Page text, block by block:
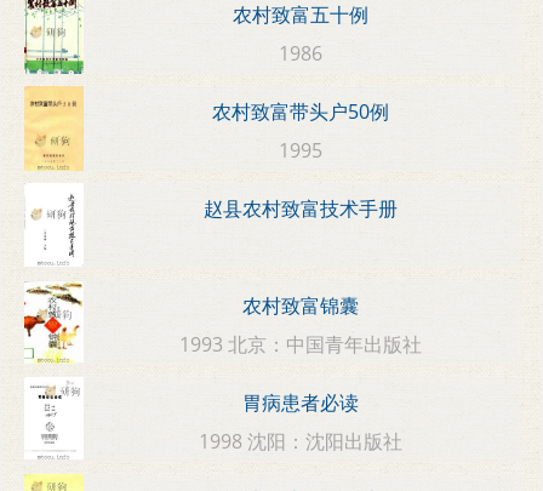
农村致富五十例
1986
农村致富带头户50例
1995
赵县农村致富技术手册
农村致富锦囊
1993 北京：中国青年出版社
胃病患者必读
1998 沈阳：沈阳出版社